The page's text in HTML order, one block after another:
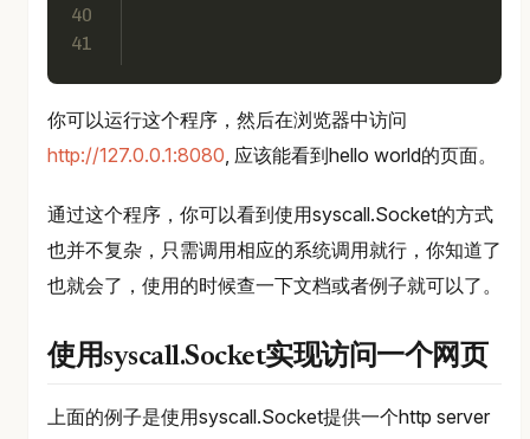
40
41
你可以运行这个程序，然后在浏览器中访问
http://127.0.0.1:8080, 应该能看到hello world的页面。
通过这个程序，你可以看到使用syscall.Socket的方式
也并不复杂，只需调用相应的系统调用就行，你知道了
也就会了，使用的时候查一下文档或者例子就可以了。
使用syscall.Socket实现访问一个网页
上面的例子是使用syscall.Socket提供一个http server